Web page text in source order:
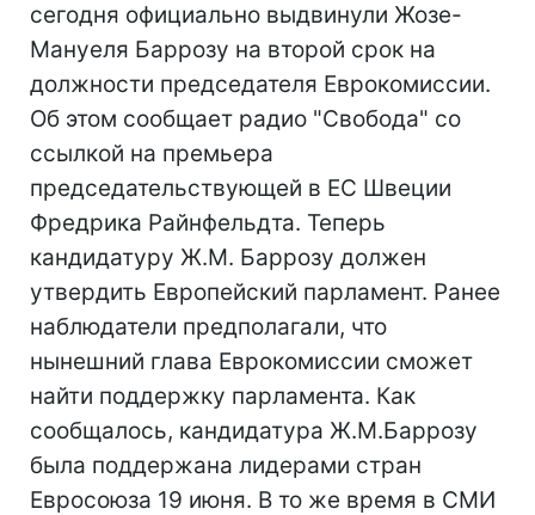
сегодня официально выдвинули Жозе-
Мануеля Баррозу на второй срок на
должности председателя Еврокомиссии.
Об этом сообщает радио "Свобода" со
ссылкой на премьера
председательствующей в ЕС Швеции
Фредрика Райнфельдта. Теперь
кандидатуру Ж.М. Баррозу должен
утвердить Европейский парламент. Ранее
наблюдатели предполагали, что
нынешний глава Еврокомиссии сможет
найти поддержку парламента. Как
сообщалось, кандидатура Ж.М.Баррозу
была поддержана лидерами стран
Евросоюза 19 июня. В то же время в СМИ